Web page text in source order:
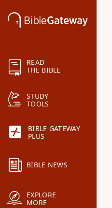
READ
THE BIBLE
STUDY
TOOLS
BIBLE GATEWAY
PLUS
BIBLE NEWS
EXPLORE
MORE